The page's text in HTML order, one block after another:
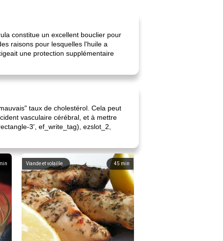
constitue un excellent bouclier pour
raisons pour lesquelles l'huile a
une protection supplémentaire
taux de cholestérol. Cela peut
vasculaire cérébral, et à mettre
3', ef_write_tag), ezslot_2,
45 min
Viande et volaille